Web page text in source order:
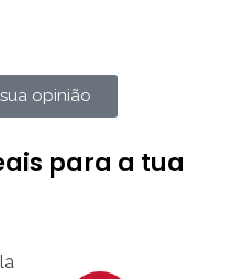
opinião
para a tua